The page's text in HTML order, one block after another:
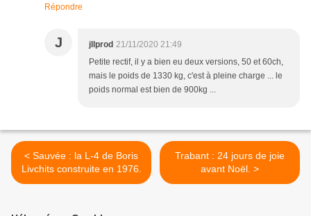
Répondre
J jllprod 21/11/2020 21:49
Petite rectif, il y a bien eu deux versions, 50 et 60ch,
mais le poids de 1330 kg, c'est à pleine charge ... le
poids normal est bien de 900kg ...
< Sauvée : la L-4 de Boris
Livchits construite en 1976.
Trabant : 24 jours de joie
avant Noël. >